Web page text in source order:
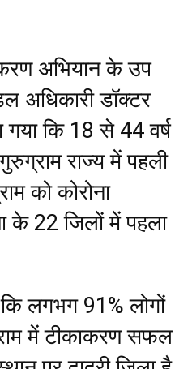
अभियान के उप
अधिकारी डॉक्टर
गया कि 18 से 44 वर्ष
राज्य में पहली
को कोरोना
के 22 जिलों में पहला
कि लगभग 91% लोगों
में टीकाकरण सफल